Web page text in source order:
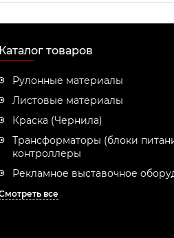
Каталог товаров
Рулонные материалы
Листовые материалы
Краска (Чернила)
Трансформаторы (блоки
контроллеры
Рекламное выставочное
все